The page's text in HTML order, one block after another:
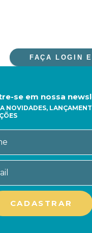
FAÇA LOGIN
se em nossa
NOVIDADES,